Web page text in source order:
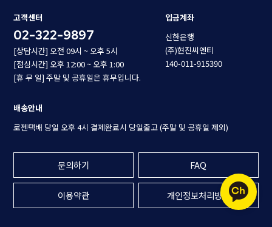
고객센터
02-322-9897
[상담시간] 오전 09시 ~ 오후 5시
[점심시간] 오후 12:00 ~ 오후 1:00
[휴 무 일] 주말 및 공휴일은 휴무입니다.
입금계좌
신한은행
(주)현진씨엔티
140-011-915390
배송안내
로젠택배 당일 오후 4시 결제완료시 당일출고 (주말 및 공휴일 제외)
문의하기 FAQ
이용약관 개인정보처리방침